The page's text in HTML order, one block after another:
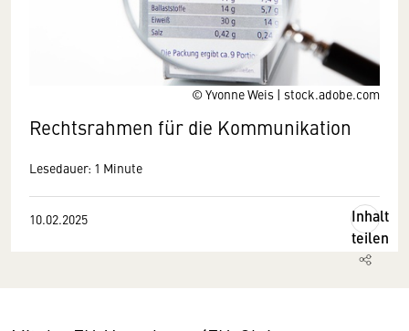
© Yvonne Weis | stock.adobe.com
Rechtsrahmen für die Kommunikation
Lesedauer: 1 Minute
10.02.2025
Inhalt
teilen